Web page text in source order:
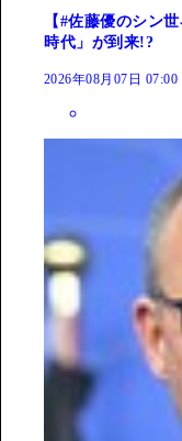
【#佐藤優のシン
時代」が到来!?
2026年08月07日 07:00